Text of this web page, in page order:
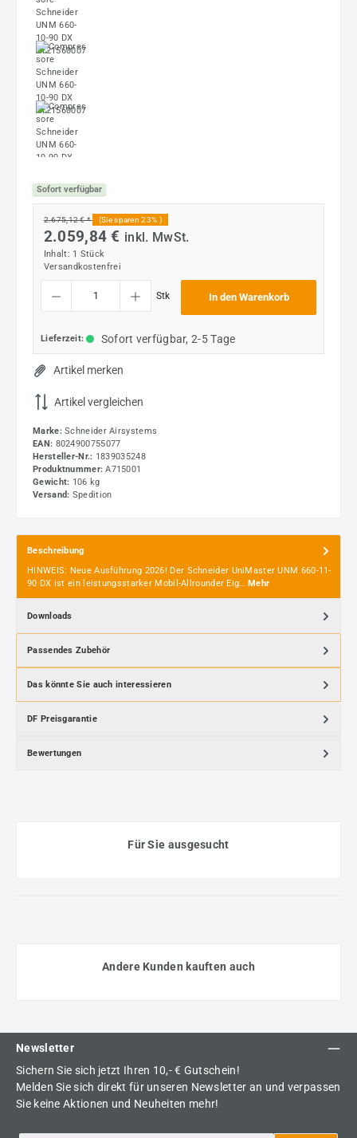
Sofort verfügbar
2.675,12 € * (Sie sparen 23% )
2.059,84 € inkl. MwSt.
Inhalt: 1 Stück
Versandkostenfrei
Produkt Anzahl: Gib den gewünschten Wert ein oder benutze die Schaltflächen um
Stk In den Warenkorb
Lieferzeit: Sofort verfügbar, 2-5 Tage
Artikel merken
Artikel vergleichen
Marke:Schneider Airsystems
EAN: 8024900755077
Hersteller-Nr.: 1839035248
Produktnummer: A715001
Gewicht: 106 kg
Versand: Spedition
Beschreibung
HINWEIS: Neue Ausführung 2026! Der Schneider UniMaster UNM 660-11-
90 DX ist ein leistungsstarker Mobil-Allrounder Eig… Mehr
Downloads
Passendes Zubehör
Das könnte Sie auch interessieren
DF Preisgarantie
Bewertungen
Für Sie ausgesucht
Andere Kunden kauften auch
Newsletter
Sichern Sie sich jetzt Ihren 10,- € Gutschein!
Melden Sie sich direkt für unseren Newsletter an und verpassen
Sie keine Aktionen und Neuheiten mehr!